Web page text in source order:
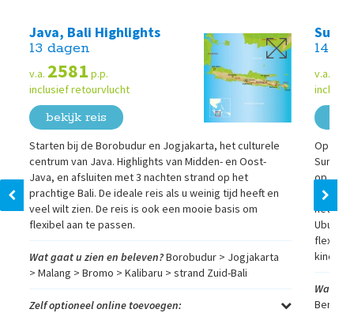
Java, Bali Highlights
13 dagen
v.a. 2581 p.p.
inclusief retourvlucht
bekijk reis
Starten bij de Borobudur en Jogjakarta, het culturele
centrum van Java. Highlights van Midden- en Oost-
Java, en afsluiten met 3 nachten strand op het
prachtige Bali. De ideale reis als u weinig tijd heeft en
veel wilt zien. De reis is ook een mooie basis om
flexibel aan te passen.
Wat gaat u zien en beleven?Borobudur > Jogjakarta
> Malang > Bromo > Kalibaru > strand Zuid-Bali
Zelf optioneel online toevoegen:
14
v.a.
Op
op het
het,
Ubud,
flexibel
Wat